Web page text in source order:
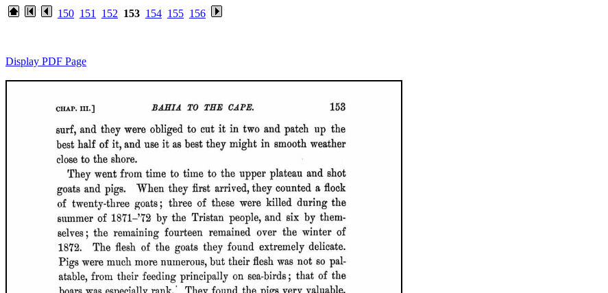
150 151 152 153 154 155 156
Display PDF Page